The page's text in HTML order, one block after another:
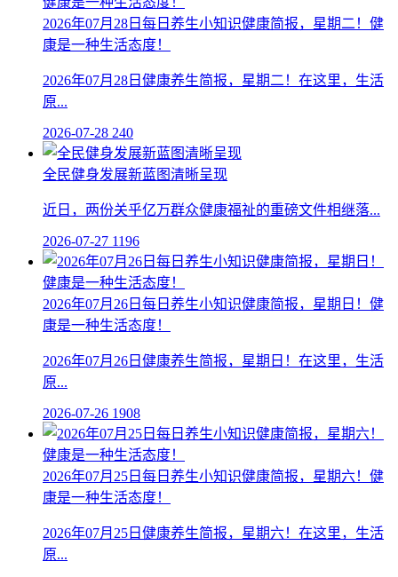
2026年07月28日每日养生小知识健康简报，星期二！健
康是一种生活态度！
2026年07月28日健康养生简报，星期二！在这里，生活
原...
2026-07-28 240
全民健身发展新蓝图清晰呈现
近日，两份关乎亿万群众健康福祉的重磅文件相继落...
2026-07-27 1196
2026年07月26日每日养生小知识健康简报，星期日！健
康是一种生活态度！
2026年07月26日健康养生简报，星期日！在这里，生活
原...
2026-07-26 1908
2026年07月25日每日养生小知识健康简报，星期六！健
康是一种生活态度！
2026年07月25日健康养生简报，星期六！在这里，生活
原...